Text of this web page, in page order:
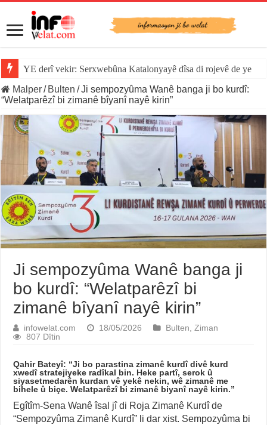
YE derî vekir: Serxwebûna Katalonyayê dîsa di rojevê de ye
Sînorê di navbera Îspanya û Cebelîtariqê de hate rakirin
Malper/ Bulten /Ji sempozyûma Wanê banga ji bo kurdî:
“Welatparêzî bi zimanê bîyanî nayê kirin”
Ji sempozyûma Wanê banga ji
bo kurdî: “Welatparêzî bi
zimanê bîyanî nayê kirin”
infowelat.com 18/05/2026 Bulten,Ziman
807 Dîtin
Qahir Bateyî: “Ji bo parastina zimanê kurdî divê kurd
xwedî stratejiyeke radîkal bin. Heke partî, serok û
siyasetmedarên kurdan vê yekê nekin, wê zimanê me
bihele û biçe. Welatparêzî bi zimanê biyanî nayê kirin.”
Egîtîm-Sena Wanê îsal jî di Roja Zimanê Kurdî de
“Sempozyûma Zimanê Kurdî” li dar xist. Sempozyûma bi